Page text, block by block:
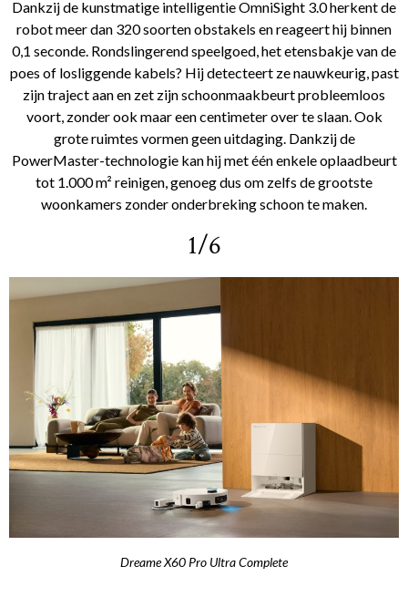
Dankzij de kunstmatige intelligentie OmniSight 3.0 herkent de
robot meer dan 320 soorten obstakels en reageert hij binnen
0,1 seconde. Rondslingerend speelgoed, het etensbakje van de
poes of losliggende kabels? Hij detecteert ze nauwkeurig, past
zijn traject aan en zet zijn schoonmaakbeurt probleemloos
voort, zonder ook maar een centimeter over te slaan. Ook
grote ruimtes vormen geen uitdaging. Dankzij de
PowerMaster-technologie kan hij met één enkele oplaadbeurt
tot 1.000 m² reinigen, genoeg dus om zelfs de grootste
woonkamers zonder onderbreking schoon te maken.
1/6
Dreame X60 Pro Ultra Complete